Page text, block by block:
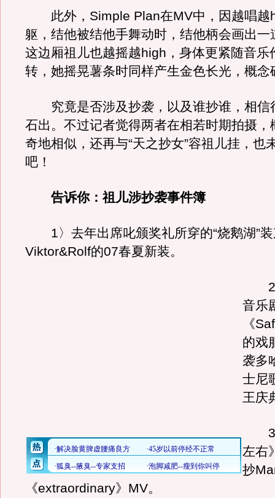
此外，Simple Plan在MV中，因越唱越
躯，结他被结他手舞动时，结他柄会画出一
这边厢祖儿也越摇越high，身体更紧随音乐
转，她摇晃薯条时同样产生金色长光，概念
究竟是否涉及抄袭，以及谁抄谁，相信
石出。不过记者觉得两者在相若时期拍摄，
奇地相似，还再与“天之抄女”容祖儿挂，也
吧！
告诉你：祖儿涉抄袭事件簿
1〉去年出席叱颁奖礼所穿的“烧鹅湖”装
Viktor&Rolf的07春夏新装。
2
音乐
《
的戏
袭多
士尼
王庆
3
左右
抄
《extraordinary》MV。